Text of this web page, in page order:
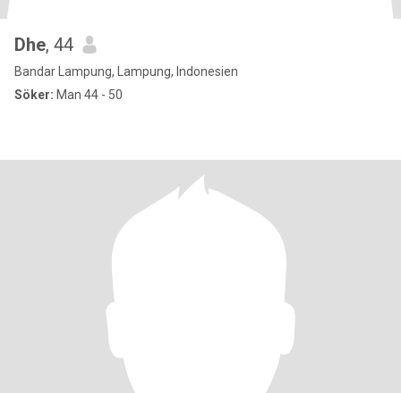
Dhe, 44
Bandar Lampung, Lampung, Indonesien
Söker: Man 44 - 50